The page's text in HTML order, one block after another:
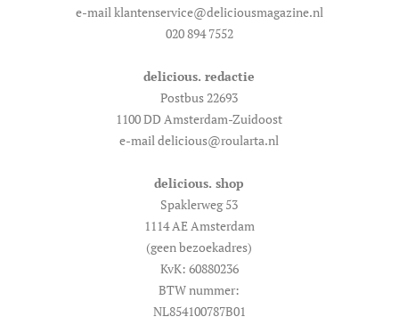
e-mail klantenservice@deliciousmagazine.nl
020 894 7552
delicious. redactie
Postbus 22693
1100 DD Amsterdam-Zuidoost
e-mail delicious@roularta.nl
delicious. shop
Spaklerweg 53
1114 AE Amsterdam
(geen bezoekadres)
KvK: 60880236
BTW nummer:
NL854100787B01